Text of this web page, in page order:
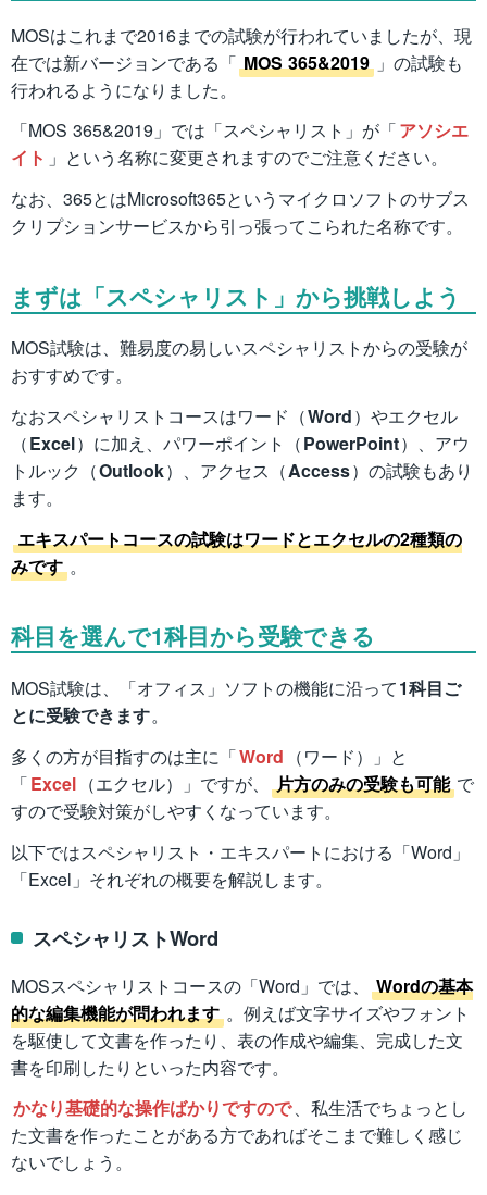
MOSはこれまで2016までの試験が行われていましたが、現
在では新バージョンである「 MOS 365&2019 」の試験も
行われるようになりました。
「MOS 365&2019」では「スペシャリスト」が「アソシエ
イト 」という名称に変更されますのでご注意ください。
なお、365とはMicrosoft365というマイクロソフトのサブス
クリプションサービスから引っ張ってこられた名称です。
まずは「スペシャリスト」から挑戦しよう
MOS試験は、難易度の易しいスペシャリストからの受験が
おすすめです。
なおスペシャリストコースはワード（Word）やエクセル
（Excel）に加え、パワーポイント（PowerPoint）、アウ
トルック（Outlook）、アクセス（Access）の試験もあり
ます。
エキスパートコースの試験はワードとエクセルの2種類の
みです 。
科目を選んで1科目から受験できる
MOS試験は、「オフィス」ソフトの機能に沿って1科目ご
とに受験できます。
多くの方が目指すのは主に「Word （ワード）」と
「Excel （エクセル）」ですが、 片方のみの受験も可能 で
すので受験対策がしやすくなっています。
以下ではスペシャリスト・エキスパートにおける「Word」
「Excel」それぞれの概要を解説します。
スペシャリストWord
MOSスペシャリストコースの「Word」では、
Wordの基本
的な編集機能が問われます 。例えば文字サイズやフォント
を駆使して文書を作ったり、表の作成や編集、完成した文
書を印刷したりといった内容です。
かなり基礎的な操作ばかりですので、私生活でちょっとし
た文書を作ったことがある方であればそこまで難しく感じ
ないでしょう。